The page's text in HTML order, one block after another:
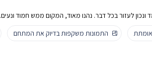
ונכון לעזור בכל דבר. נהנו מאוד, המקום ממש חמוד
התמונות משקפות בדיוק את המתחם